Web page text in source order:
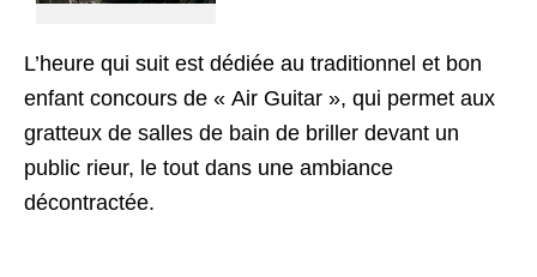
L’heure qui suit est dédiée au traditionnel et bon
enfant concours de « Air Guitar », qui permet aux
gratteux de salles de bain de briller devant un
public rieur, le tout dans une ambiance
décontractée.